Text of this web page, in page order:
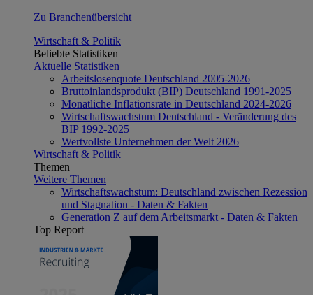
Zu Branchenübersicht
Wirtschaft & Politik
Beliebte Statistiken
Aktuelle Statistiken
Arbeitslosenquote Deutschland 2005-2026
Bruttoinlandsprodukt (BIP) Deutschland 1991-2025
Monatliche Inflationsrate in Deutschland 2024-2026
Wirtschaftswachstum Deutschland - Veränderung des
BIP 1992-2025
Wertvollste Unternehmen der Welt 2026
Wirtschaft & Politik
Themen
Weitere Themen
Wirtschaftswachstum: Deutschland zwischen Rezession
und Stagnation - Daten & Fakten
Generation Z auf dem Arbeitsmarkt - Daten & Fakten
Top Report